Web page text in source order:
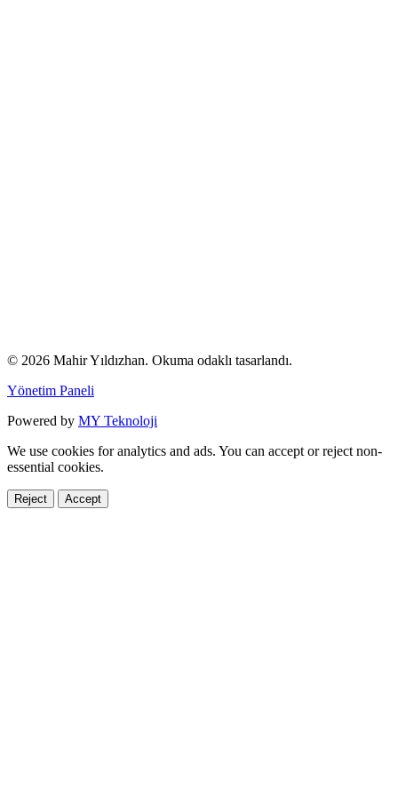
© 2026 Mahir Yıldızhan. Okuma odaklı tasarlandı.
Yönetim Paneli
Powered by MY Teknoloji
We use cookies for analytics and ads. You can accept or reject non-
essential cookies.
Reject Accept